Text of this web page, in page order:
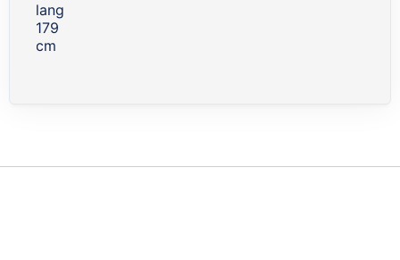
lang
179
cm